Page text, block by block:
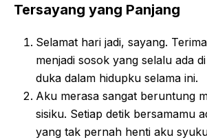
Tersayang yang Panjang
Selamat hari jadi, sayang.
menjadi sosok yang selalu ada
duka dalam hidupku selama ini.
Aku merasa sangat beruntung
sisiku. Setiap detik bersamamu
yang tak pernah henti aku